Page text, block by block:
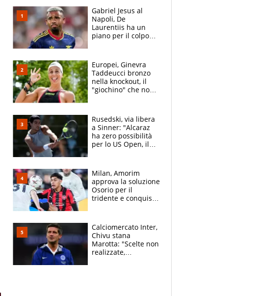
Gabriel Jesus al
Napoli, De
Laurentiis ha un
piano per il colpo
Lucca
Europei, Ginevra
Taddeucci bronzo
nella knockout, il
"giochino" che non
Rusedski, via libera
a Sinner: "Alcaraz
ha zero possibilità
per lo US Open, il
Milan, Amorim
approva la soluzione
Osorio per il
tridente e conquista
Allegri
Calciomercato Inter,
Chivu stana
Marotta: "Scelte non
realizzate,